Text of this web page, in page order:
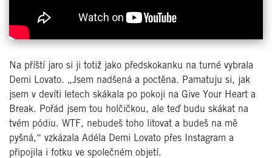
Na příští jaro si ji totiž jako předskokanku na turné vybrala
Demi Lovato. „Jsem nadšená a poctěna. Pamatuju si, jak
jsem v devíti letech skákala po pokoji na Give Your Heart a
Break. Pořád jsem tou holčičkou, ale teď budu skákat na
tvém pódiu. WTF, nebudeš toho litovat a budeš na mě
pyšná,“ vzkázala Adéla Demi Lovato přes Instagram a
připojila i fotku ve společném objetí.